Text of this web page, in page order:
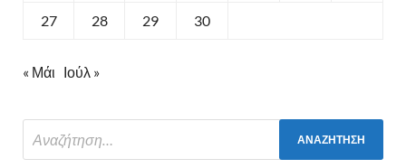
27 28 29 30
« Μάι Ιούλ »